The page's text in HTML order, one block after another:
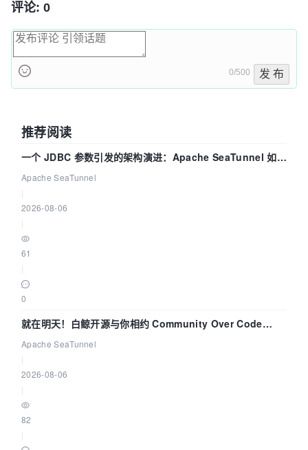
评论: 0
0/500 发 布
推荐阅读
一个 JDBC 参数引发的架构演进：Apache SeaTunnel 如何
解决数据同步中的“定时 Flush”难题
Apache SeaTunnel
2026-08-06
61
0
就在明天！白鲸开源与你相约 Community Over Code
Asia 2026 主题演讲！
Apache SeaTunnel
2026-08-06
82